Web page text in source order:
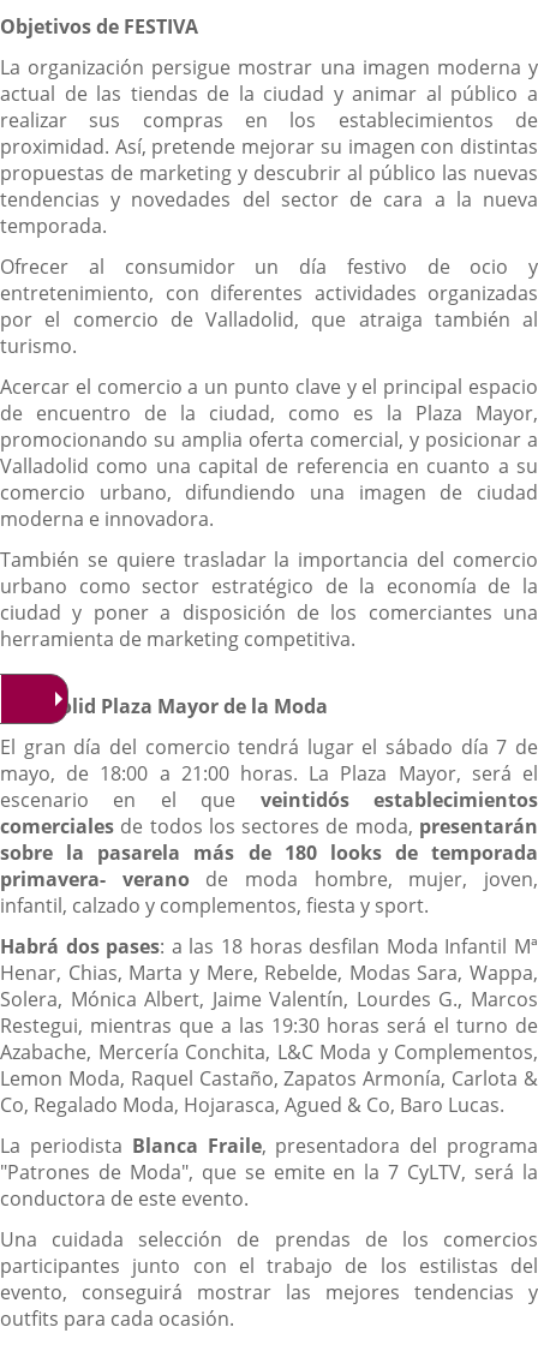
Objetivos de FESTIVA
La organización persigue mostrar una imagen moderna y
actual de las tiendas de la ciudad y animar al público a
realizar sus compras en los establecimientos de
proximidad. Así, pretende mejorar su imagen con distintas
propuestas de marketing y descubrir al público las nuevas
tendencias y novedades del sector de cara a la nueva
temporada.
Ofrecer al consumidor un día festivo de ocio y
entretenimiento, con diferentes actividades organizadas
por el comercio de Valladolid, que atraiga también al
turismo.
Acercar el comercio a un punto clave y el principal espacio
de encuentro de la ciudad, como es la Plaza Mayor,
promocionando su amplia oferta comercial, y posicionar a
Valladolid como una capital de referencia en cuanto a su
comercio urbano, difundiendo una imagen de ciudad
moderna e innovadora.
También se quiere trasladar la importancia del comercio
urbano como sector estratégico de la economía de la
ciudad y poner a disposición de los comerciantes una
herramienta de marketing competitiva.
Valladolid Plaza Mayor de la Moda
El gran día del comercio tendrá lugar el sábado día 7 de
mayo, de 18:00 a 21:00 horas. La Plaza Mayor, será el
escenario en el que veintidós establecimientos
comerciales de todos los sectores de moda, presentarán
sobre la pasarela más de 180 looks de temporada
primavera- veranode moda hombre, mujer, joven,
infantil, calzado y complementos, fiesta y sport.
Habrá dos pases: a las 18 horas desfilan Moda Infantil Mª
Henar, Chias, Marta y Mere, Rebelde, Modas Sara, Wappa,
Solera, Mónica Albert, Jaime Valentín, Lourdes G., Marcos
Restegui, mientras que a las 19:30 horas será el turno de
Azabache, Mercería Conchita, L&C Moda y Complementos,
Lemon Moda, Raquel Castaño, Zapatos Armonía, Carlota &
Co, Regalado Moda, Hojarasca, Agued & Co, Baro Lucas.
La periodista Blanca Fraile, presentadora del programa
"Patrones de Moda", que se emite en la 7 CyLTV, será la
conductora de este evento.
Una cuidada selección de prendas de los comercios
participantes junto con el trabajo de los estilistas del
evento, conseguirá mostrar las mejores tendencias y
outfits para cada ocasión.